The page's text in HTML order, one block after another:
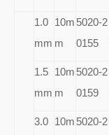
1.0
mm
10m
m
5020-2
0155
1.5
mm
10m
m
5020-2
0159
3.0
10m 5020-2